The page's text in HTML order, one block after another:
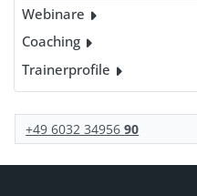
Webinare
Coaching
Trainerprofile
+49 6032 3495690